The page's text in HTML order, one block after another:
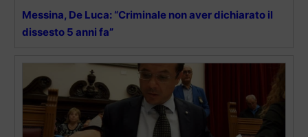
Messina, De Luca: “Criminale non aver dichiarato il
dissesto 5 anni fa”